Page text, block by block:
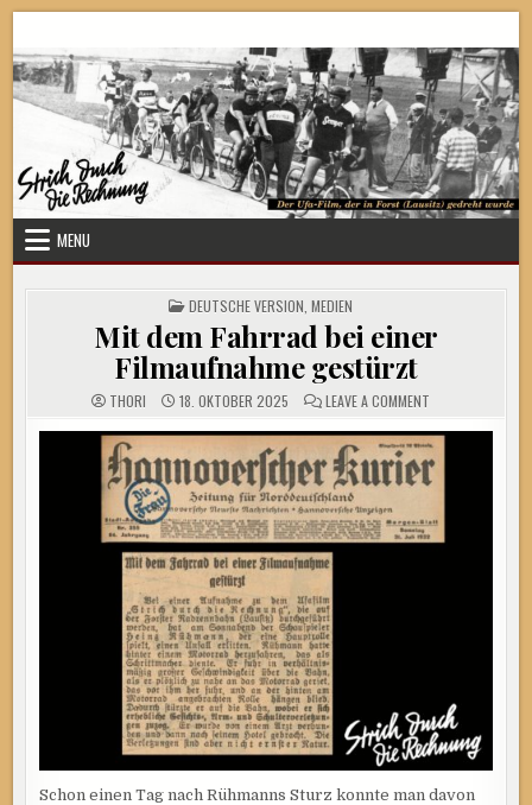
content
Strich durch die Rechnung
MENU
POSTED
IN
DEUTSCHE VERSION MEDIEN
Mit dem Fahrrad bei einer
Filmaufnahme gestürzt
THORI 18. OKTOBER 2025 LEAVE A COMMENTON
DEM
FAHRRAD
BEI
EINER
FILMAUFNAHME
Schon einen Tag nach Rühmanns Sturz konnte man davon